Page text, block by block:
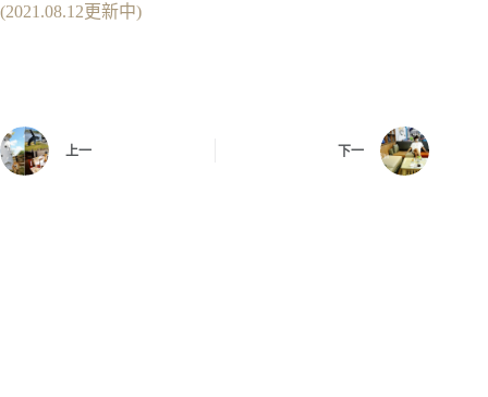
(2021.08.12更新中)
上一 下一